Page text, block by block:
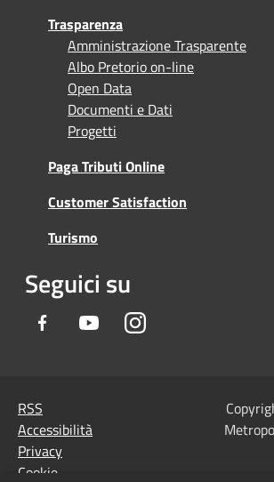
Trasparenza
Amministrazione Trasparente
Albo Pretorio on-line
Open Data
Documenti e Dati
Progetti
Paga Tributi Online
Customer Satisfaction
Turismo
Seguici su
Facebook YoutubeInstagram
RSS
Accessibilità
Privacy
Cookie